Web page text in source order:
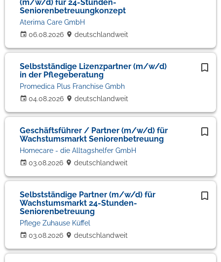
(m/w/d) für 24-Stunden-
Seniorenbetreuungkonzept
06.08.2026
Aterima Care GmbH
deutschlandweit
Selbstständige Lizenzpartner (m/w/d)
in der Pflegeberatung
04.08.2026
Promedica Plus Franchise Gmbh
deutschlandweit
Geschäftsführer / Partner (m/w/d) für
Wachstumsmarkt Seniorenbetreuung
03.08.2026
Homecare - die Alltagshelfer GmbH
deutschlandweit
Selbstständige Partner (m/w/d) für
Wachstumsmarkt 24-Stunden-
Seniorenbetreuung
03.08.2026
Pflege Zuhause Küffel
deutschlandweit